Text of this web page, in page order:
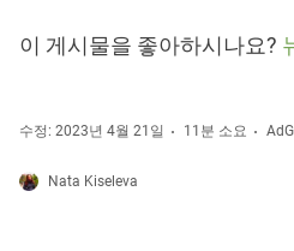
이 게시물을 좋아하시나요?
수정: 2023년 4월 21일 11분 소요
Nata Kiseleva